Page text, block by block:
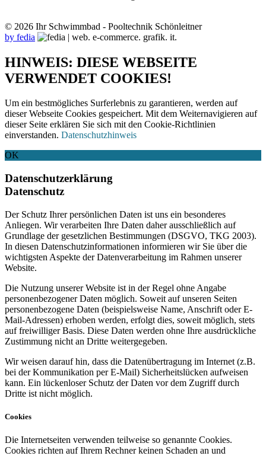
© 2026 Ihr Schwimmbad - Pooltechnik Schönleitner
by fedia
HINWEIS: DIESE WEBSEITE
VERWENDET COOKIES!
Um ein bestmögliches Surferlebnis zu garantieren, werden auf
dieser Webseite Cookies gespeichert. Mit dem Weiternavigieren auf
dieser Seite erklären Sie sich mit den Cookie-Richtlinien
einverstanden. Datenschutzhinweis
OK
Datenschutzerklärung
Datenschutz
Der Schutz Ihrer persönlichen Daten ist uns ein besonderes
Anliegen. Wir verarbeiten Ihre Daten daher ausschließlich auf
Grundlage der gesetzlichen Bestimmungen (DSGVO, TKG 2003).
In diesen Datenschutzinformationen informieren wir Sie über die
wichtigsten Aspekte der Datenverarbeitung im Rahmen unserer
Website.
Die Nutzung unserer Website ist in der Regel ohne Angabe
personenbezogener Daten möglich. Soweit auf unseren Seiten
personenbezogene Daten (beispielsweise Name, Anschrift oder E-
Mail-Adressen) erhoben werden, erfolgt dies, soweit möglich, stets
auf freiwilliger Basis. Diese Daten werden ohne Ihre ausdrückliche
Zustimmung nicht an Dritte weitergegeben.
Wir weisen darauf hin, dass die Datenübertragung im Internet (z.B.
bei der Kommunikation per E-Mail) Sicherheitslücken aufweisen
kann. Ein lückenloser Schutz der Daten vor dem Zugriff durch
Dritte ist nicht möglich.
Cookies
Die Internetseiten verwenden teilweise so genannte Cookies.
Cookies richten auf Ihrem Rechner keinen Schaden an und